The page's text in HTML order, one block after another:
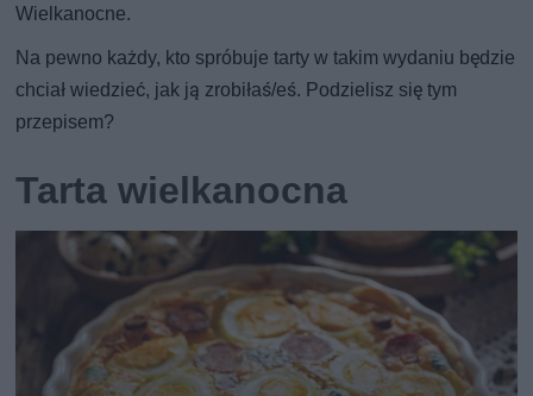
Wielkanocne.
Na pewno każdy, kto spróbuje tarty w takim wydaniu będzie
chciał wiedzieć, jak ją zrobiłaś/eś. Podzielisz się tym
przepisem?
Tarta wielkanocna